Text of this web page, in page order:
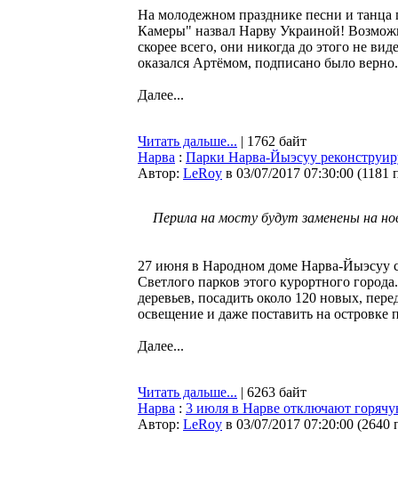
На молодежном празднике песни и танца
Камеры" назвал Нарву Украиной!
скорее всего, они никогда до этого не
оказался Артёмом, подписано было верно.
Далее...
Читать дальше... | 1762 байт
Нарва : Парки Нарва-Йыэсуу
Автор: LeRoy в 03/07/2017 07:30:00 (1181
Перила на мосту будут заменены на
27 июня в Народном доме Нарва-Йыэсуу
Светлого парков этого курортного
деревьев, посадить около 120 новых,
освещение и даже поставить на
Далее...
Читать дальше... | 6263 байт
Нарва : 3 июля в Нарве отключают
Автор: LeRoy в 03/07/2017 07:20:00 (2640